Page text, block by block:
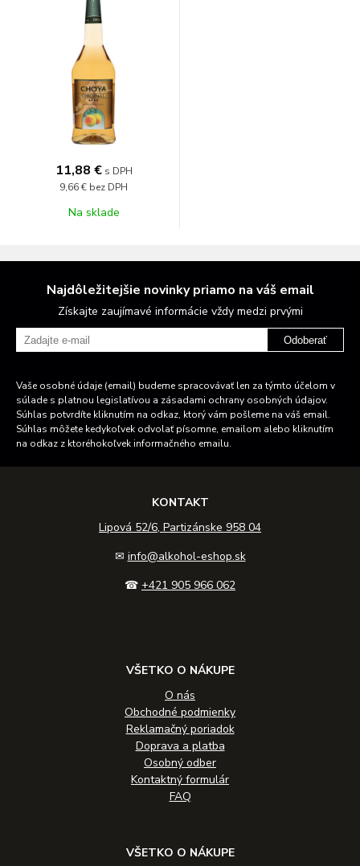
11,88 € s DPH
9,66 € bez DPH
Na sklade
Najdôležitejšie novinky priamo na váš email
Získajte zaujímavé informácie vždy medzi prvými
Odoberať
Vaše osobné údaje (email) budeme spracovávať len za týmto účelom v
súlade s platnou legislatívou a zásadami ochrany osobných údajov.
Súhlas potvrdíte kliknutím na odkaz, ktorý vám pošleme na váš email.
Súhlas môžete kedykoľvek odvolať písomne, emailom alebo kliknutím
na odkaz z ktoréhokoľvek informačného emailu.
KONTAKT
Lipová 52/6, Partizánske 958 04
✉ info@alkohol-eshop.sk
☎ +421 905 966 062
VŠETKO O NÁKUPE
O nás
Obchodné podmienky
Reklamačný poriadok
Doprava a platba
Osobný odber
Kontaktný formulár
FAQ
VŠETKO O NÁKUPE